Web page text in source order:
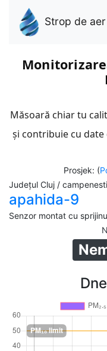
Strop de
Măsoară chiar tu
și contribuie cu
Prosjek: (
Județul Cluj / campenesti
apahida-9
Senzor montat cu